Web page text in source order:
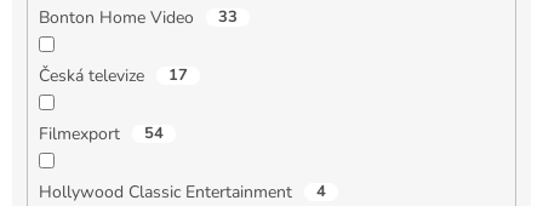
Bonton Home Video 33
Česká televize 17
Filmexport 54
Hollywood Classic Entertainment 4